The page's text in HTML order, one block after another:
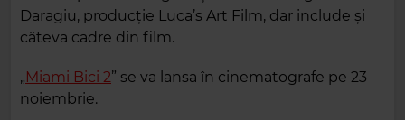
Daragiu, producție Luca’s Art Film, dar include și
câteva cadre din film.
„Miami Bici 2” se va lansa în cinematografe pe 23
noiembrie.